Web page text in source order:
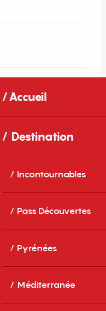
Accueil
Destination
Incontournables
Pass Découvertes
Pyrénées
Méditerranée
Lo Serrat,